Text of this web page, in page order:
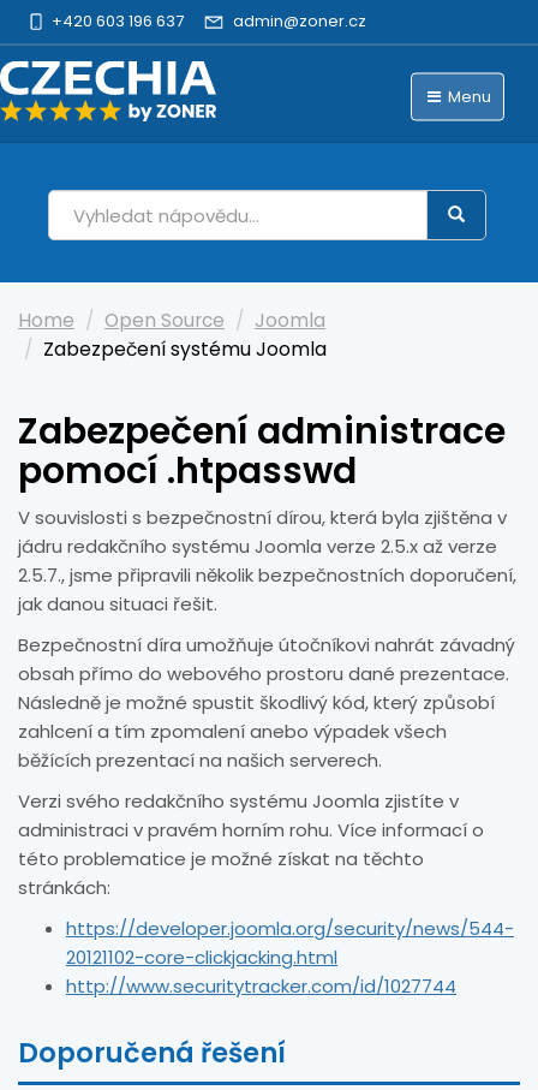
+420 603 196 637 admin@zoner.cz
Menu
Home Open Source
Joomla
Zabezpečení systému Joomla
Zabezpečení administrace
pomocí .htpasswd
V souvislosti s bezpečnostní dírou, která byla zjištěna v
jádru redakčního systému Joomla verze 2.5.x až verze
2.5.7., jsme připravili několik bezpečnostních doporučení,
jak danou situaci řešit.
Bezpečnostní díra umožňuje útočníkovi nahrát závadný
obsah přímo do webového prostoru dané prezentace.
Následně je možné spustit škodlivý kód, který způsobí
zahlcení a tím zpomalení anebo výpadek všech
běžících prezentací na našich serverech.
Verzi svého redakčního systému Joomla zjistíte v
administraci v pravém horním rohu. Více informací o
této problematice je možné získat na těchto
stránkách:
https://developer.joomla.org/security/news/544-
20121102-core-clickjacking.html
http://www.securitytracker.com/id/1027744
Doporučená řešení